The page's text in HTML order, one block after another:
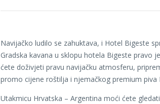
Navijačko ludilo se zahuktava, i Hotel Bigeste
Gradska kavana u sklopu hotela Bigeste pravo
ćete doživjeti pravu navijačku atmosferu,
promo cijene roštilja i njemačkog premium piva
Utakmicu Hrvatska – Argentina moći ćete